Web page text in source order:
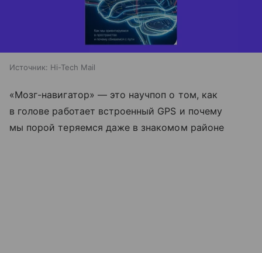
Источник: Hi-Tech Mail
«Мозг-навигатор» — это научпоп о том, как
в голове работает встроенный GPS и почему
мы порой теряемся даже в знакомом районе